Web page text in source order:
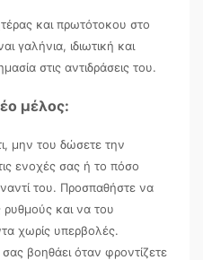
και πρωτότοκου στο
γαλήνια, ιδιωτική και
στις αντιδράσεις του.
μέλος:
μην του δώσετε την
ενοχές σας ή το πόσο
του. Προσπαθήστε να
ρυθμούς και να του
χωρίς υπερβολές.
βοηθάει όταν φροντίζετε